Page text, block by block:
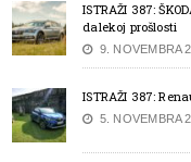
ISTRAŽI 387:
dalekoj prošlosti
9. NOVEMBRA
ISTRAŽI 387:
5. NOVEMBRA